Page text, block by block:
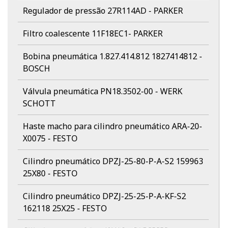
Regulador de pressão 27R114AD - PARKER
Filtro coalescente 11F18EC1- PARKER
Bobina pneumática 1.827.414.812 1827414812 -
BOSCH
Válvula pneumática PN18.3502-00 - WERK
SCHOTT
Haste macho para cilindro pneumático ARA-20-
X0075 - FESTO
Cilindro pneumático DPZJ-25-80-P-A-S2 159963
25X80 - FESTO
Cilindro pneumático DPZJ-25-25-P-A-KF-S2
162118 25X25 - FESTO